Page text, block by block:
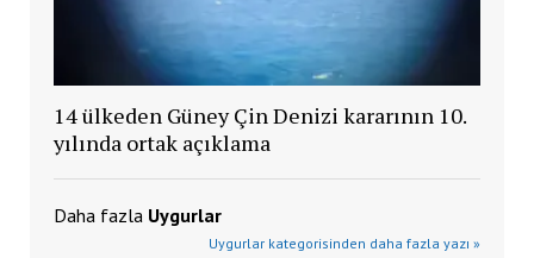
14 ülkeden Güney Çin Denizi kararının 10.
yılında ortak açıklama
Daha fazla Uygurlar
Uygurlar kategorisinden daha fazla yazı »